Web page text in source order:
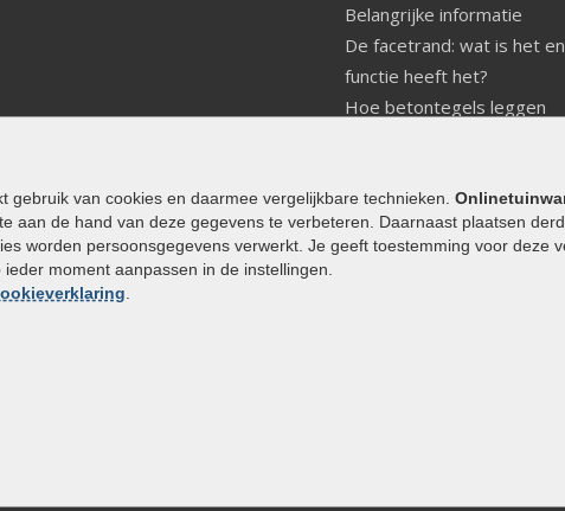
gebruik van cookies en daarmee vergelijkbare technieken.
aan de hand van deze gegevens te verbeteren. Daarnaast plaatsen
worden persoonsgegevens verwerkt. Je geeft toestemming voor deze
moment aanpassen in de instellingen.
Belangrijke informatie
De facetrand: wat is het
functie heeft het?
Hoe betontegels leggen
Welke tuinstijl past bij mij
Strakke tuin inrichten
Legverbanden gebakken